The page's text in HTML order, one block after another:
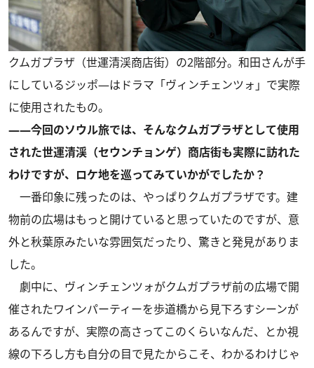
クムガプラザ（世運清渓商店街）の2階部分。和田さんが手
にしているジッポ―はドラマ「ヴィンチェンツォ」で実際
に使用されたもの。
――今回のソウル旅では、そんなクムガプラザとして使用
された世運清渓（セウンチョンゲ）商店街も実際に訪れた
わけですが、ロケ地を巡ってみていかがでしたか？
一番印象に残ったのは、やっぱりクムガプラザです。建
物前の広場はもっと開けていると思っていたのですが、意
外と秋葉原みたいな雰囲気だったり、驚きと発見がありま
した。
劇中に、ヴィンチェンツォがクムガプラザ前の広場で開
催されたワインパーティーを歩道橋から見下ろすシーンが
あるんですが、実際の高さってこのくらいなんだ、とか視
線の下ろし方も自分の目で見たからこそ、わかるわけじゃ